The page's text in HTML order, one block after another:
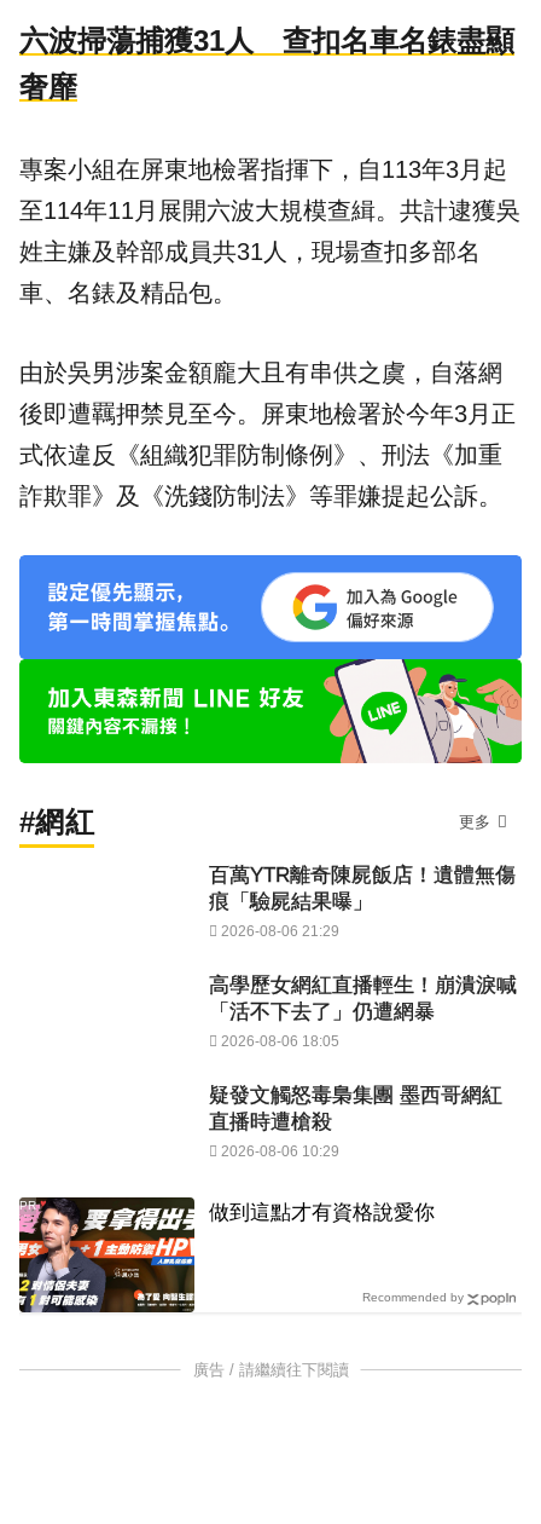
六波掃蕩捕獲31人 查扣名車名錶盡顯
奢靡
專案小組在屏東地檢署指揮下，自113年3月起
至114年11月展開六波大規模查緝。共計逮獲吳
姓主嫌及幹部成員共31人，現場查扣多部名
車、名錶及精品包。
由於吳男涉案金額龐大且有串供之虞，自落網
後即遭羈押禁見至今。屏東地檢署於今年3月正
式依違反《組織犯罪防制條例》、刑法《加重
詐欺罪》及《洗錢防制法》等罪嫌提起公訴。
#網紅 更多
百萬YTR離奇陳屍飯店！遺體無傷
痕「驗屍結果曝」
2026-08-06 21:29
高學歷女網紅直播輕生！崩潰淚喊
「活不下去了」仍遭網暴
2026-08-06 18:05
疑發文觸怒毒梟集團 墨西哥網紅
直播時遭槍殺
2026-08-06 10:29
做到這點才有資格說愛你
PR
Recommended by
廣告 / 請繼續往下閱讀